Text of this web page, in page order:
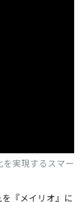
実現するスマー
『メイリオ』に